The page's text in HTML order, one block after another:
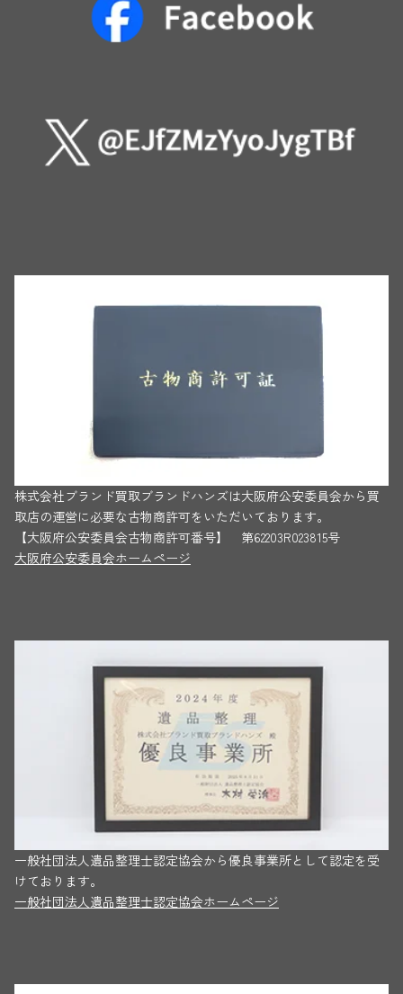
株式会社ブランド買取ブランドハンズは大阪府公安委員会から買
取店の運営に必要な古物商許可をいただいております。
【大阪府公安委員会古物商許可番号】 第62203R023815号
大阪府公安委員会ホームページ
一般社団法人遺品整理士認定協会から優良事業所として認定を受
けております。
一般社団法人遺品整理士認定協会ホームページ